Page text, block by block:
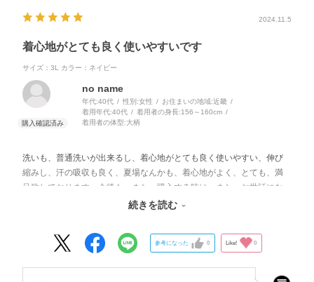
2024.11.5
着心地がとても良く使いやすいです
サイズ：3L カラー：ネイビー
no name
年代:40代 性別:女性 お住まいの地域:近畿
着用年代:40代 着用者の身長:156～160cm
着用者の体型:大柄
洗いも、普通洗いが出来るし、着心地がとても良く使いやすい、伸び
縮みし、汗の吸収も良く、夏場なんかも、着心地がよく、とても、満
足致しております。今後も、また、購入する時は、また、お世話にな
ります、宜しくお願いします。続きを読む
参考になった 0 Like! 0